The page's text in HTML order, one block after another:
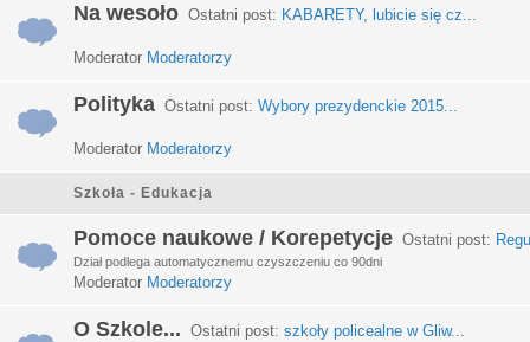
Na wesoło Ostatni post: KABARETY, lubicie się cz...
Moderator Moderatorzy
Polityka Ostatni post: Wybory prezydenckie 2015...
Moderator Moderatorzy
Szkoła - Edukacja
Pomoce naukowe / Korepetycje Ostatni post:
Dział podlega automatycznemu czyszczeniu co 90dni
Moderator Moderatorzy
O Szkole... Ostatni post: szkoły policealne w Gliw...